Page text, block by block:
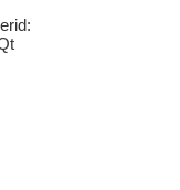
erid: